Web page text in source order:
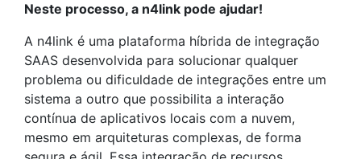
Neste processo, a n4link pode ajudar!
A n4link é uma plataforma híbrida de integração
SAAS desenvolvida para solucionar qualquer
problema ou dificuldade de integrações entre um
sistema a outro que possibilita a interação
contínua de aplicativos locais com a nuvem,
mesmo em arquiteturas complexas, de forma